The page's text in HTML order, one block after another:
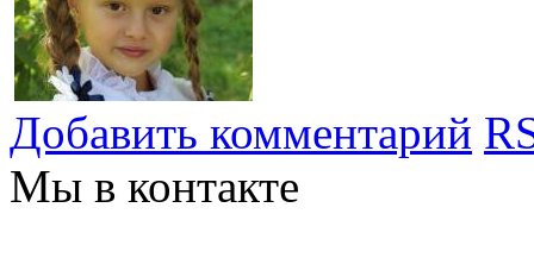
Добавить комментарий
Мы в контакте